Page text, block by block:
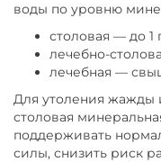
воды по уровню
столовая — до 1
лечебно-
лечебная —
Для утоления жажды
столовая
поддерживать
силы, снизить риск